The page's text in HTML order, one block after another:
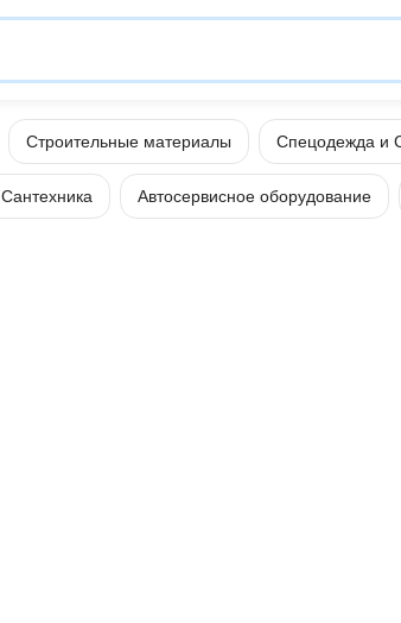
Строительные материалы Спецодежда и
Сантехника Автосервисное оборудование